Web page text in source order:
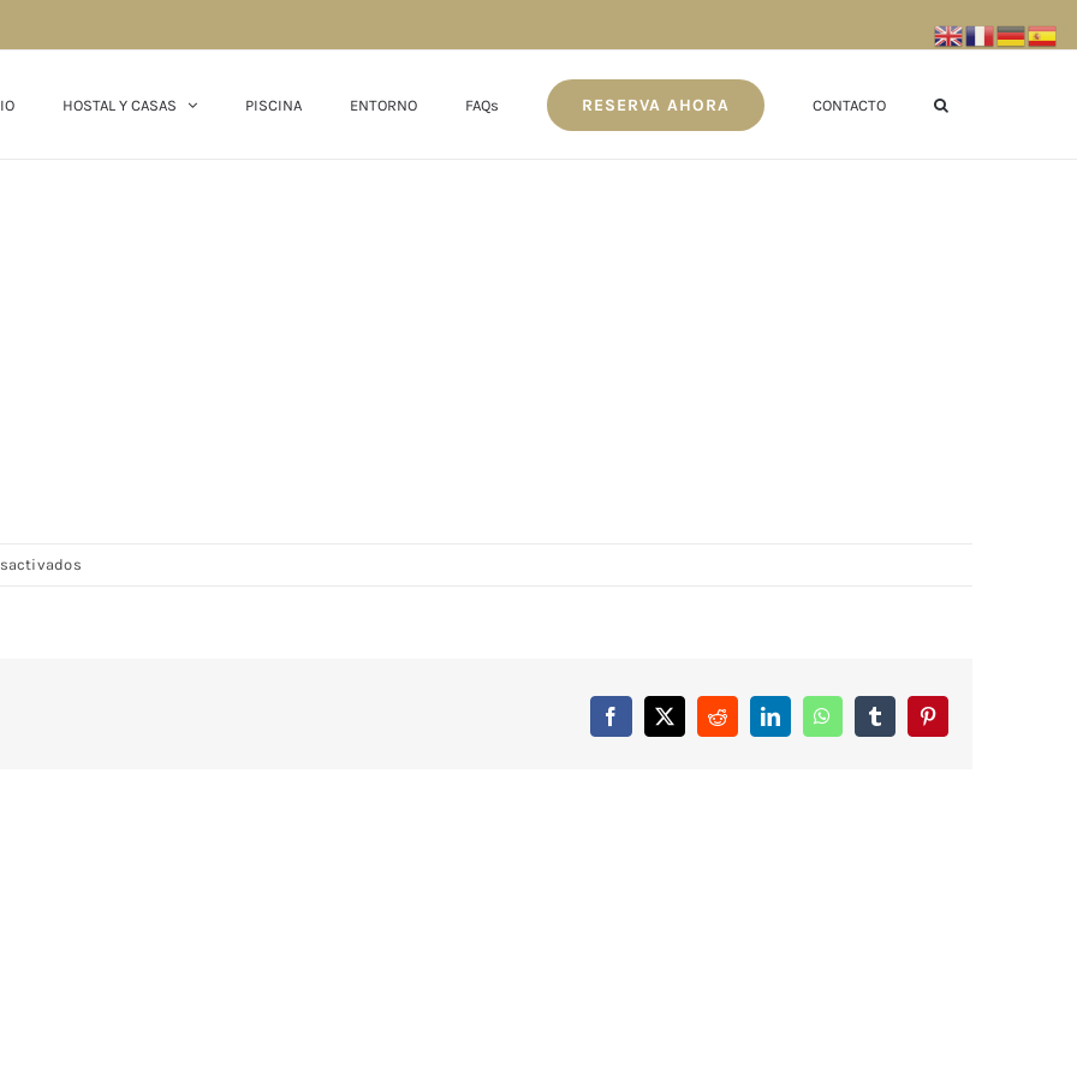
HOSTAL Y CASAS PISCINA ENTORNO FAQs RESERVA AHORA CONTACTO
en
Facebook
X RedditLinkedInWhatsAppTumblrPinterest